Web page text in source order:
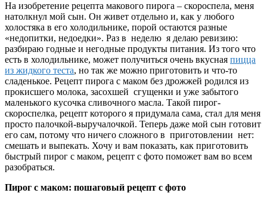
На изобретение рецепта макового пирога – скороспела, меня
натолкнул мой сын. Он живет отдельно и, как у любого
холостяка в его холодильнике, порой остаются разные
«недопитки, недоедки». Раз в неделю я делаю ревизию:
разбираю годные и негодные продукты питания. Из того что
есть в холодильнике, может получиться очень вкусная пицца
из жидкого теста, но так же можно приготовить и что-то
сладенькое. Рецепт пирога с маком без дрожжей родился из
прокисшего молока, засохшей сгущенки и уже забытого
маленького кусочка сливочного масла. Такой пирог-
скороспелка, рецепт которого я придумала сама, стал для меня
просто палочкой-выручалочкой. Теперь даже мой сын готовит
его сам, потому что ничего сложного в приготовлении нет:
смешать и выпекать. Хочу и вам показать, как приготовить
быстрый пирог с маком, рецепт с фото поможет вам во всем
разобраться.
Пирог с маком: пошаговый рецепт с фото